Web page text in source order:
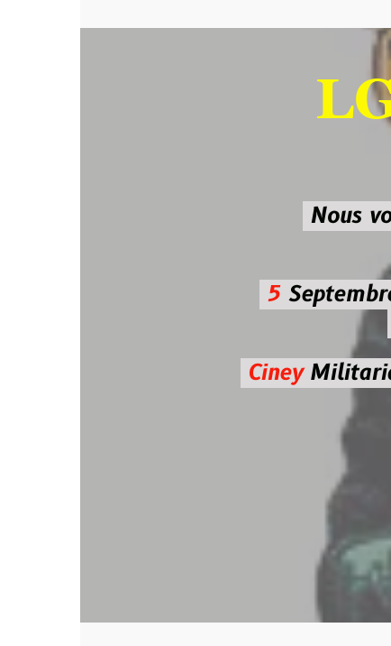
LG-
Nous vous
Septembre
De
Militaria